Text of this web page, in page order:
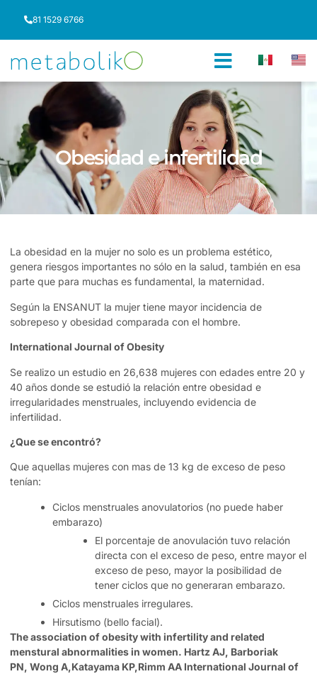
81 1529 6766
Obesidad e infertilidad
La obesidad en la mujer no solo es un problema estético,
genera riesgos importantes no sólo en la salud, también en esa
parte que para muchas es fundamental, la maternidad.
Según la ENSANUT la mujer tiene mayor incidencia de
sobrepeso y obesidad comparada con el hombre.
International Journal of Obesity
Se realizo un estudio en 26,638 mujeres con edades entre 20 y
40 años donde se estudió la relación entre obesidad e
irregularidades menstruales, incluyendo evidencia de
infertilidad.
¿Que se encontró?
Que aquellas mujeres con mas de 13 kg de exceso de peso
tenían:
Ciclos menstruales anovulatorios (no puede haber
embarazo)
El porcentaje de anovulación tuvo relación
directa con el exceso de peso, entre mayor el
exceso de peso, mayor la posibilidad de
tener ciclos que no generaran embarazo.
Ciclos menstruales irregulares.
Hirsutismo (bello facial).
The association of obesity with infertility and related
menstural abnormalities in women. Hartz AJ, Barboriak
PN, Wong A,Katayama KP,Rimm AA International Journal of